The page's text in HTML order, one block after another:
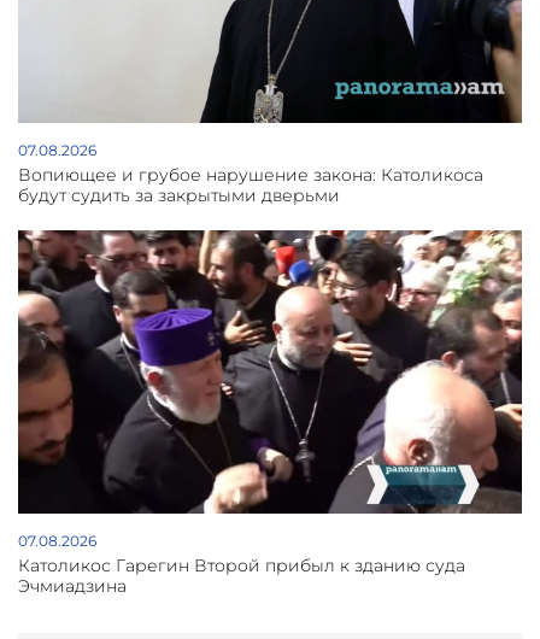
07.08.2026
Вопиющее и грубое нарушение закона: Католикоса
будут судить за закрытыми дверьми
07.08.2026
Католикос Гарегин Второй прибыл к зданию суда
Эчмиадзина